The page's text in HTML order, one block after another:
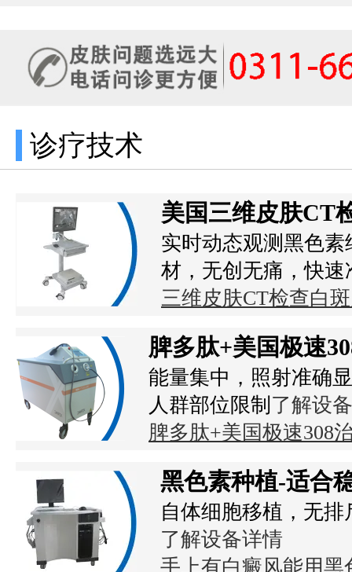
诊疗技术
美国三维皮肤CT
实时动态观测黑色
材，无创无痛，快速
三维皮肤CT检查白
脾多肽+美国极速
能量集中，照射准确
人群部位限制 了解设
脾多肽+美国极速308
黑色素种植-适合
自体细胞移植，无
了解设备详情
手上有白癜风能用黑